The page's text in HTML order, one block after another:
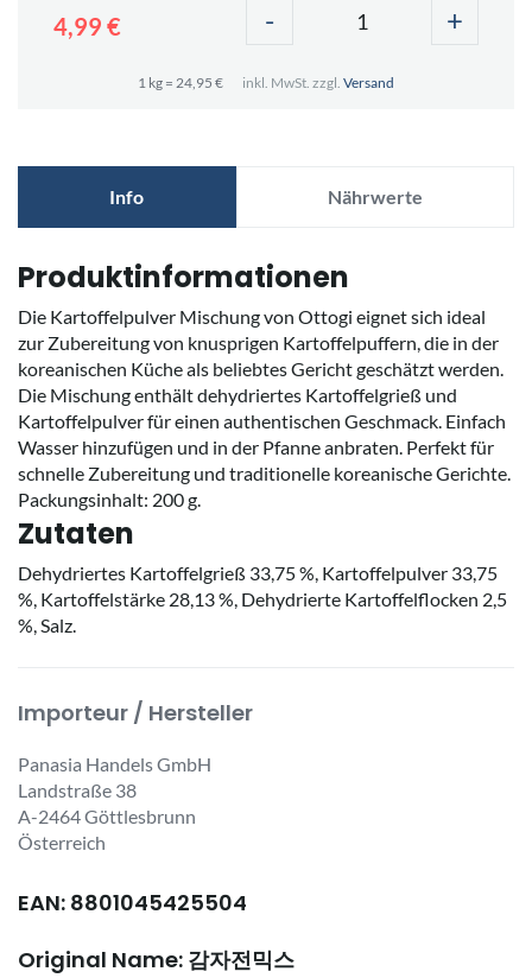
4,99 € - +
1 kg = 24,95 € inkl. MwSt. zzgl. Versand
Info Nährwerte
Produktinformationen
Die Kartoffelpulver Mischung von Ottogi eignet sich ideal
zur Zubereitung von knusprigen Kartoffelpuffern, die in der
koreanischen Küche als beliebtes Gericht geschätzt werden.
Die Mischung enthält dehydriertes Kartoffelgrieß und
Kartoffelpulver für einen authentischen Geschmack. Einfach
Wasser hinzufügen und in der Pfanne anbraten. Perfekt für
schnelle Zubereitung und traditionelle koreanische Gerichte.
Packungsinhalt: 200 g.
Zutaten
Dehydriertes Kartoffelgrieß 33,75 %, Kartoffelpulver 33,75
%, Kartoffelstärke 28,13 %, Dehydrierte Kartoffelflocken 2,5
%, Salz.
Importeur / Hersteller
Panasia Handels GmbH
Landstraße 38
A-2464 Göttlesbrunn
Österreich
EAN: 8801045425504
Original Name: 감자전믹스